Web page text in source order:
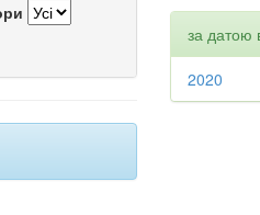
за датою
2020